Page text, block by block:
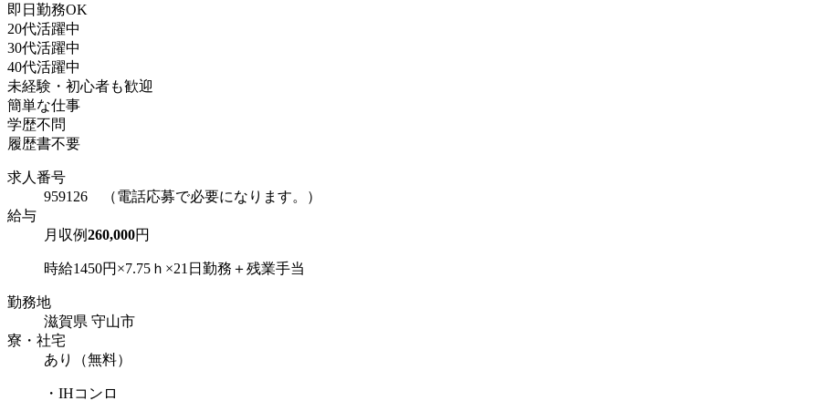
即日勤務OK
20代活躍中
30代活躍中
40代活躍中
未経験・初心者も歓迎
簡単な仕事
学歴不問
履歴書不要
求人番号
959126 （電話応募で必要になります。）
給与
月収例260,000円
時給1450円×7.75ｈ×21日勤務＋残業手当
勤務地
滋賀県 守山市
寮・社宅
あり（無料）
・IHコンロ